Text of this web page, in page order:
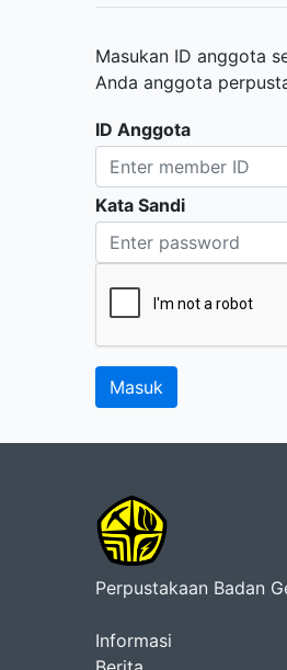
Masukan ID anggota
Anda anggota
ID Anggota
Kata Sandi
Perpustakaan Badan
Informasi